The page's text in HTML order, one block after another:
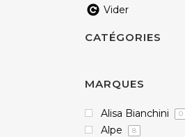
Vider
CATÉGORIES
MARQUES
Alisa Bianchini 0
Alpe 8